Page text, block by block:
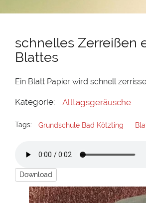
schnelles Zerreißen
Blattes
Ein Blatt Papier wird schnell
Kategorie: Alltagsgeräusche
Tags: Grundschule Bad Kötzting
Download